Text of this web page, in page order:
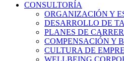
CONSULTORÍA
ORGANIZACIÓN Y
DESARROLLO DE
PLANES DE
COMPENSACIÓN Y
CULTURA DE
WELLBEING